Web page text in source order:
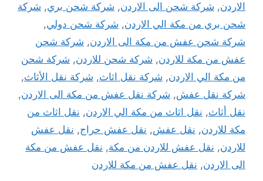
الاردن, شركة شحن الى الاردن, شركة شحن بري, شركة
شحن بري من مكة الي الاردن, شركة شحن دولي,
شركة شحن عفش من مكة الى الاردن, شركة شحن
عفش من مكة للاردن, شركة شحن للاردن, شركة شحن
من مكة الي الاردن, شركة نقل اثاث, شركة نقل الأثاث,
شركة نقل عفش, شركة نقل عفش من مكة الى الاردن,
نقل أثاث, نقل اثاث من مكة الي الاردن, نقل اثاث من
مكة للاردن, نقل عفش, نقل عفش حراج, نقل عفش
للاردن, نقل عفش للاردن من مكة, نقل عفش من مكة
الى الاردن, نقل عفش من مكة للاردن